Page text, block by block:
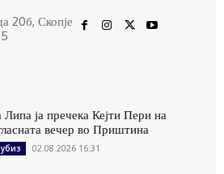
20б, Скопје
Липа ја пречека Кејти Пери на
вечер во Приштина
02.08.2026 16:31